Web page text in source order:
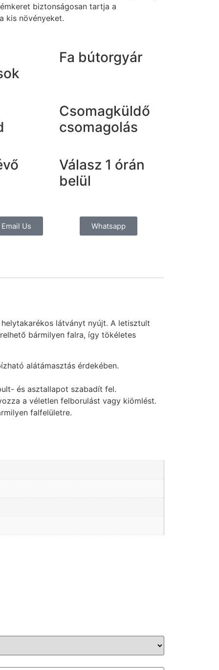
biztonságosan tartja a
kis növényeket.
Fa bútorgyár
Csomagküldő
csomagolás
Válasz 1 órán
belül
Email Us Whatsapp
látványt nyújt. A letisztult
bármilyen falra, így tökéletes
alátámasztás érdekében.
és asztallapot szabadít fel.
a véletlen felborulást vagy kiömlést.
falfelületre.